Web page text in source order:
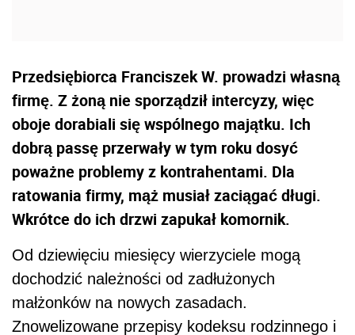
Przedsiębiorca Franciszek W. prowadzi własną
firmę. Z żoną nie sporządził intercyzy, więc
oboje dorabiali się wspólnego majątku. Ich
dobrą passę przerwały w tym roku dosyć
poważne problemy z kontrahentami. Dla
ratowania firmy, mąż musiał zaciągać długi.
Wkrótce do ich drzwi zapukał komornik.
Od dziewięciu miesięcy wierzyciele mogą
dochodzić należności od zadłużonych
małżonków na nowych zasadach.
Znowelizowane przepisy kodeksu rodzinnego i